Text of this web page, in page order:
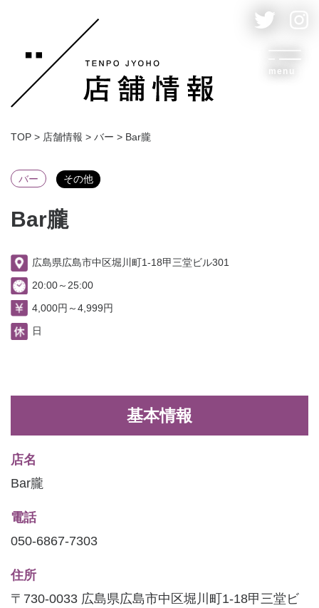
menu
TOP > 店舗情報 > バー > Bar朧
バー その他
Bar朧
広島県広島市中区堀川町1-18甲三堂ビル301
20:00～25:00
4,000円～4,999円
日
基本情報
店名
Bar朧
電話
050-6867-7303
住所
〒730-0033 広島県広島市中区堀川町1-18甲三堂ビ